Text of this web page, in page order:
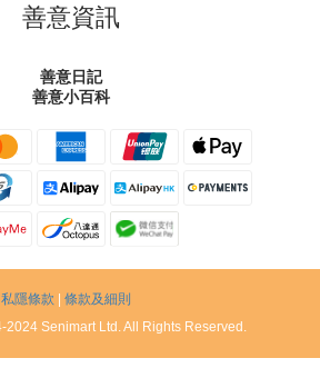
善意資訊
善意日記
善意小百科
私隱條款
條款及細則
Senimart Ltd. All Rights Reserved.